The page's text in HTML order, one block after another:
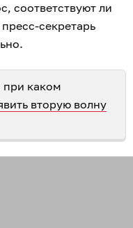
соответствуют ли
секретарь
при каком
вторую волну